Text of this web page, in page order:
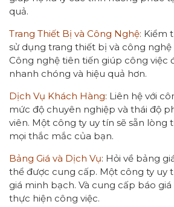
quả.
Trang Thiết Bị và Công Nghệ: Kiểm
sử dụng trang thiết bị và công nghệ
Công nghệ tiên tiến giúp công việc
nhanh chóng và hiệu quả hơn.
Dịch Vụ Khách Hàng: Liên hệ với
mức độ chuyên nghiệp và thái độ
viên. Một công ty uy tín sẽ sẵn lòng
mọi thắc mắc của bạn.
Bảng Giá và Dịch Vụ: Hỏi về bảng
thể được cung cấp. Một công ty uy
giá minh bạch. Và cung cấp báo
thực hiện công việc.